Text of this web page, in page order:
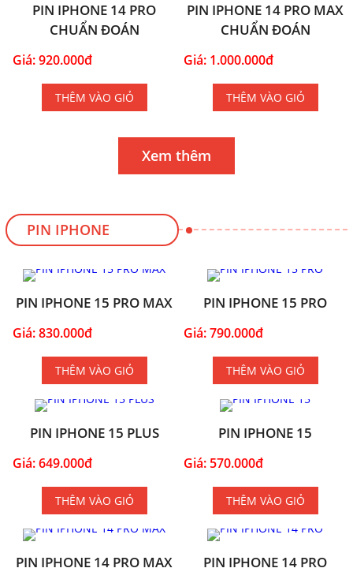
PIN IPHONE 14 PRO
CHUẨN ĐOÁN
Giá: 920.000đ
THÊM VÀO GIỎ
PIN IPHONE 14 PRO MAX
CHUẨN ĐOÁN
Giá: 1.000.000đ
THÊM VÀO GIỎ
Xem thêm
PIN IPHONE
PIN IPHONE 15 PRO MAX
Giá: 830.000đ
THÊM VÀO GIỎ
PIN IPHONE 15 PRO
Giá: 790.000đ
THÊM VÀO GIỎ
PIN IPHONE 15 PLUS
Giá: 649.000đ
THÊM VÀO GIỎ
PIN IPHONE 15
Giá: 570.000đ
THÊM VÀO GIỎ
PIN IPHONE 14 PRO MAX PIN IPHONE 14 PRO